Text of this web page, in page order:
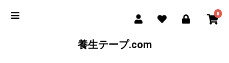
0
養生テープ.com